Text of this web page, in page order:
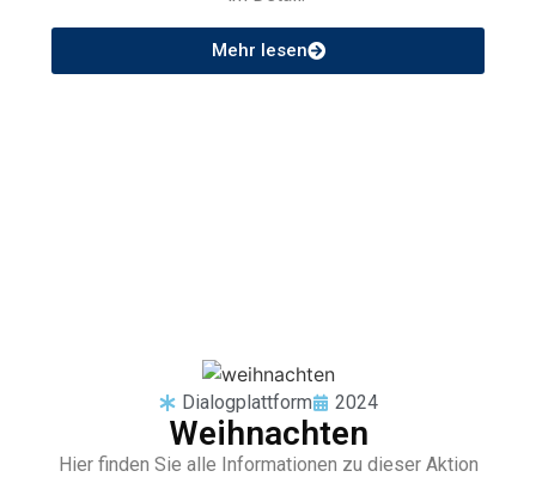
Mehr lesen
Dialogplattform 2024
Weihnachten
Hier finden Sie alle Informationen zu dieser Aktion